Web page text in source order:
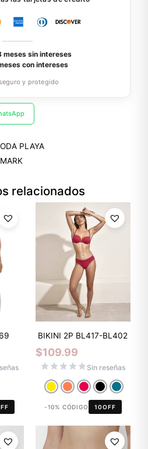
meses sin intereses
con intereses
y protegido
PLAYA
relacionados
BIKINI 2P BL417-BL402
$109.99
Sin reseñas
-10% CÓDIGO 10OFF